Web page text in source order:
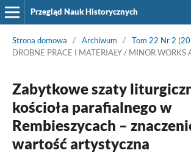
Przegląd Nauk Historycznych
Strona domowa / Archiwum / Tom 22 Nr 2
DROBNE PRACE I MATERIAŁY / MINOR WORKS
Zabytkowe szaty
kościoła parafialnego w
Rembieszycach –
wartość artystyczna